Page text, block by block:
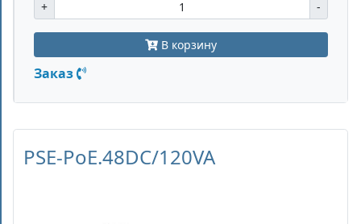
+ -
В корзину
Заказ
PSE-PoE.48DC/120VA